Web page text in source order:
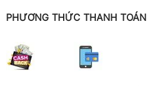
PHƯƠNG THỨC THANH TOÁN